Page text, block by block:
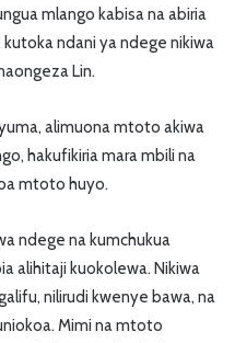
mlango kabisa na abiria
ndani ya ndege nikiwa
Lin.
alimuona mtoto akiwa
hakufikiria mara mbili na
mtoto huyo.
ndege na kumchukua
alihitaji kuokolewa. Nikiwa
nilirudi kwenye bawa, na
Mimi na mtoto